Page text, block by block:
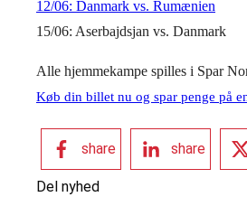
12/06: Danmark vs. Rumænien
15/06: Aserbajdsjan vs. Danmark
Alle hjemmekampe spilles i Spar
Køb din billet nu og spar penge på
share share
Del nyhed